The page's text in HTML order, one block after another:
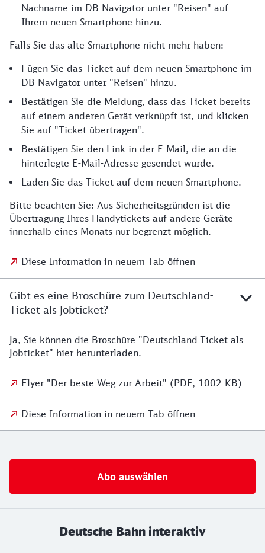
Nachname im DB Navigator unter "Reisen" auf
Ihrem neuen Smartphone hinzu.
Falls Sie das alte Smartphone nicht mehr haben:
Fügen Sie das Ticket auf dem neuen Smartphone im
DB Navigator unter "Reisen" hinzu.
Bestätigen Sie die Meldung, dass das Ticket bereits
auf einem anderen Gerät verknüpft ist, und klicken
Sie auf "Ticket übertragen".
Bestätigen Sie den Link in der E-Mail, die an die
hinterlegte E-Mail-Adresse gesendet wurde.
Laden Sie das Ticket auf dem neuen Smartphone.
Bitte beachten Sie: Aus Sicherheitsgründen ist die
Übertragung Ihres Handytickets auf andere Geräte
innerhalb eines Monats nur begrenzt möglich.
Diese Information in neuem Tab öffnen
Gibt es eine Broschüre zum Deutschland-
Ticket als Jobticket?
Ja, Sie können die Broschüre "Deutschland-Ticket als
Jobticket" hier herunterladen.
Flyer "Der beste Weg zur Arbeit" (PDF, 1002 KB)
Diese Information in neuem Tab öffnen
Abo auswählen
Deutsche Bahn interaktiv